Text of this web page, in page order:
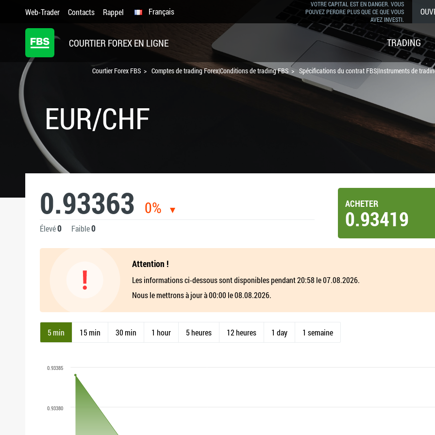
Web-Trader Contacts Rappel
VOTRE CAPITAL EST EN DANGER. VOUS
POUVEZ PERDRE PLUS QUE CE QUE VOUS
AVEZ INVESTI.
Français
COURTIER FOREX EN LIGNE TRADING
Courtier Forex FBS Comptes de trading Forex|Conditions de trading FBS Spécifications du contrat FBS|Instruments de
EUR/CHF
0.93363 0%
Élevé0 Faible0
ACHETER
0.93419
Attention !
Les informations ci-dessous sont disponibles pendant 20:58 le 07.08.2026.
Nous le mettrons à jour à 00:00 le 08.08.2026.
5 min 15 min 30 min 1 hour 5 heures 12 heures 1 day 1 semaine